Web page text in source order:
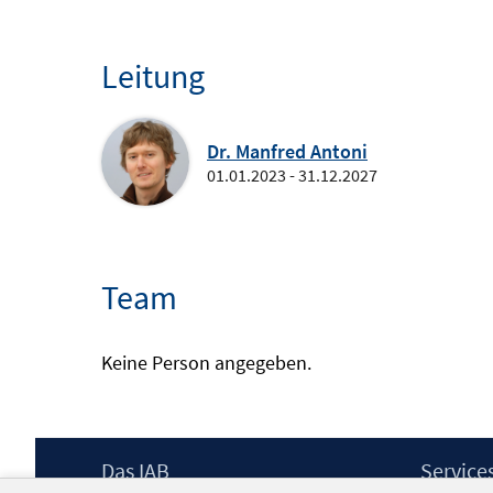
Leitung
Dr. Manfred Antoni
01.01.2023 - 31.12.2027
Team
Keine Person angegeben.
Footer
Das IAB